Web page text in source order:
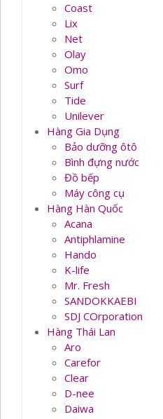
Coast
Lix
Net
Olay
Omo
Surf
Tide
Unilever
Hàng Gia Dụng
Bảo dưỡng ôtô
Bình đựng nước
Đồ bếp
Máy công cụ
Hàng Hàn Quốc
Acana
Antiphlamine
Hando
K-life
Mr. Fresh
SANDOKKAEBI
SDJ COrporation
Hàng Thái Lan
Aro
Carefor
Clear
D-nee
Daiwa